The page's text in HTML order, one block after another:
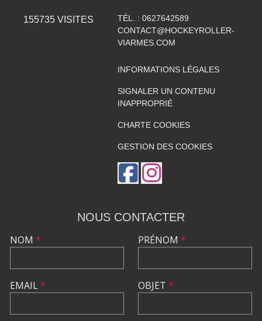
155735 VISITES TÉL. : 0627642589
CONTACT@HOCKEYROLLER-
VIARMES.COM
INFORMATIONS LÉGALES
SIGNALER UN CONTENU
INAPPROPRIÉ
CHARTE COOKIES
GESTION DES COOKIES
NOUS CONTACTER
NOM *
EMAIL*
PRÉNOM *
OBJET *